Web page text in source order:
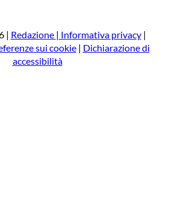
a
| Redazione | Informativa privacy|
sui cookie| Dichiarazione di
accessibilità